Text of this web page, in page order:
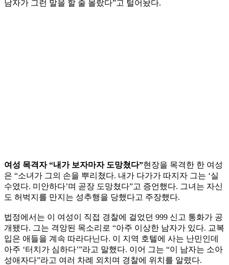
남자가 그런 말을 할 줄 몰랐다”고 털어놨다.
여성 목격자 “내가 보자마자 도망쳤다”현장을 목격한 한 여성
은 “소녀가 그의 손을 뿌리쳤다. 내가 다가가 따지자 그는 ‘실
수였다. 미안하다’며 곧장 도망쳤다”고 증언했다. 그녀는 자신
도 허벅지를 만지는 성추행을 당했다고 주장했다.
법정에서는 이 여성이 직접 경찰에 걸었던 999 신고 통화가 공
개됐다. 그는 격앙된 목소리로 “아주 이상한 남자가 있다. 교복
입은 애들을 계속 따라다닌다. 이 지역 호텔에 사는 난민인데
아주 ‘터치가 심하다’”라고 말했다. 이어 그는 “이 남자는 소아
성애자다”라고 여러 차례 외치며 경찰에 위치를 알렸다.